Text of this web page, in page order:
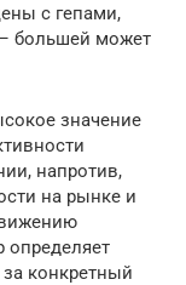
с гепами,
большей может
значение
напротив,
на рынке и
определяет
конкретный